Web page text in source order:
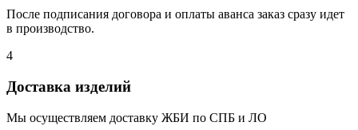
После подписания договора и оплаты аванса заказ сразу идет
в производство.
4
Доставка изделий
Мы осуществляем доставку ЖБИ по СПБ и ЛО